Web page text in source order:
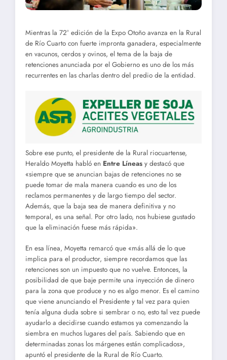
Mientras la 72° edición de la Expo Otoño avanza en la Rural
de Río Cuarto con fuerte impronta ganadera, especialmente
en vacunos, cerdos y ovinos, el tema de la baja de
retenciones anunciada por el Gobierno es uno de los más
recurrentes en las charlas dentro del predio de la entidad.
Sobre ese punto, el presidente de la Rural riocuartense,
Heraldo Moyetta habló en Entre Líneas y destacó que
«siempre que se anuncian bajas de retenciones no se
puede tomar de mala manera cuando es uno de los
reclamos permanentes y de largo tiempo del sector.
Además, que la baja sea de manera definitiva y no
temporal, es una señal. Por otro lado, nos hubiese gustado
que la eliminación fuese más rápida».
En esa línea, Moyetta remarcó que «más allá de lo que
implica para el productor, siempre recordamos que las
retenciones son un impuesto que no vuelve. Entonces, la
posibilidad de que baje permite una inyección de dinero
para la zona que produce y no es algo menor. Es el camino
que viene anunciando el Presidente y tal vez para quien
tenía alguna duda sobre si sembrar o no, esto tal vez puede
ayudarlo a decidirse cuando estamos ya comenzando la
siembra en muchos lugares del país. Sabiendo que en
determinadas zonas los márgenes están complicados»,
apuntó el presidente de la Rural de Río Cuarto.